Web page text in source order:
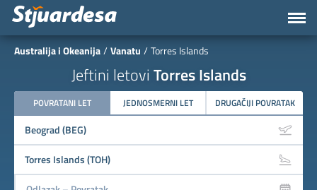
Australija i Okeanija Vanatu Torres Islands
Jeftini letovi Torres Islands
POVRATANI LET JEDNOSMERNI LET DRUGAČIJI POVRATAK